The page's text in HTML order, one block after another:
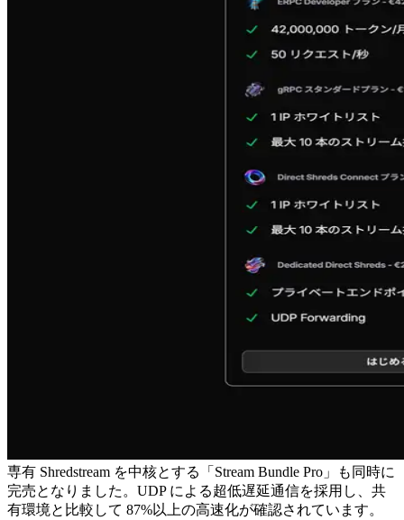
専有 Shredstream を中核とする「Stream Bundle Pro」も同時に
完売となりました。UDP による超低遅延通信を採用し、共
有環境と比較して 87%以上の高速化が確認されています。